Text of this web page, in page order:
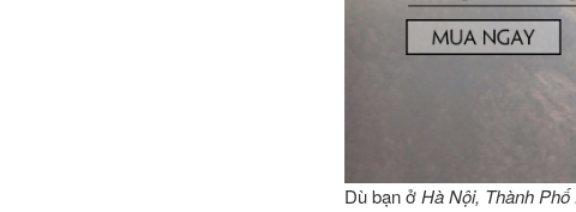
Dù bạn ởHà Nội, Thành